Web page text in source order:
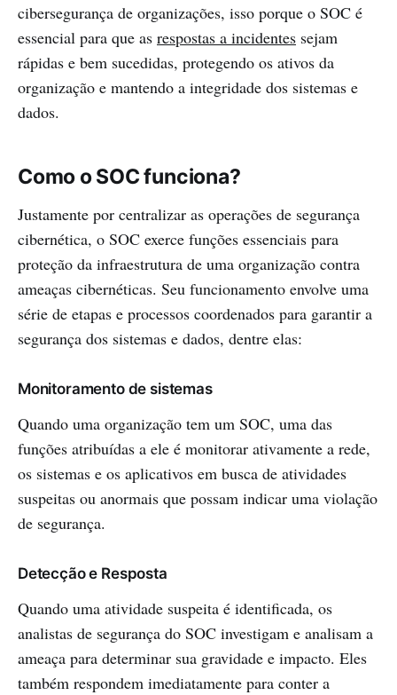
cibersegurança de organizações, isso porque o SOC é
essencial para que as respostas a incidentes sejam
rápidas e bem sucedidas, protegendo os ativos da
organização e mantendo a integridade dos sistemas e
dados.
Como o SOC funciona?
Justamente por centralizar as operações de segurança
cibernética, o SOC exerce funções essenciais para
proteção da infraestrutura de uma organização contra
ameaças cibernéticas. Seu funcionamento envolve uma
série de etapas e processos coordenados para garantir a
segurança dos sistemas e dados, dentre elas:
Monitoramento de sistemas
Quando uma organização tem um SOC, uma das
funções atribuídas a ele é monitorar ativamente a rede,
os sistemas e os aplicativos em busca de atividades
suspeitas ou anormais que possam indicar uma violação
de segurança.
Detecção e Resposta
Quando uma atividade suspeita é identificada, os
analistas de segurança do SOC investigam e analisam a
ameaça para determinar sua gravidade e impacto. Eles
também respondem imediatamente para conter a